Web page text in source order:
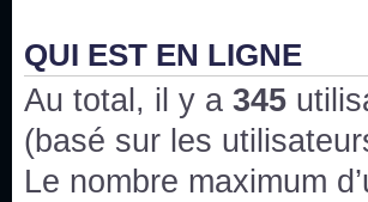
issus des saisons 6; 7 et 8 !
Bonne année 2020 !
Bonne année 2019 !
QUI EST EN LIGNE
Au total, il y a 345
(basé sur les
Le nombre maximum